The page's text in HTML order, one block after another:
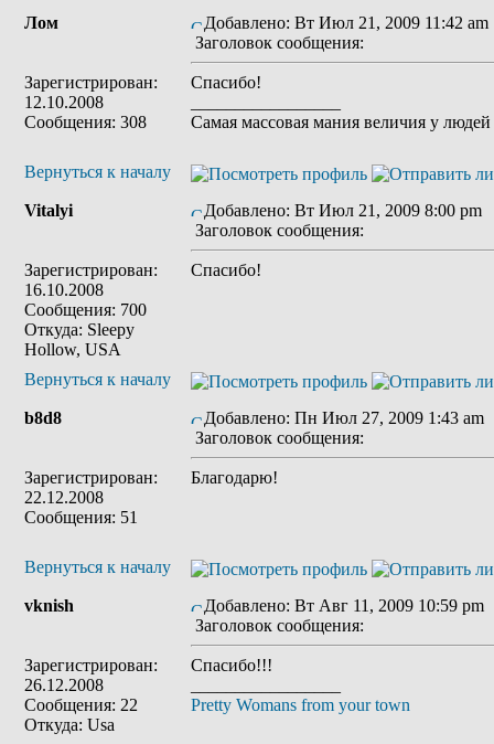
Лом
Зарегистрирован:
12.10.2008
Сообщения: 308
Добавлено: Вт Июл 21, 2009 11:42 am
Заголовок сообщения:
Спасибо!
Cамая массовая мания величия у людей
Вернуться к началу
Vitalyi
Зарегистрирован:
16.10.2008
Сообщения: 700
Откуда: Sleepy
Hollow, USA
Добавлено: Вт Июл 21, 2009 8:00 pm
Заголовок сообщения:
Спасибо!
Вернуться к началу
b8d8
Зарегистрирован:
22.12.2008
Сообщения: 51
Добавлено: Пн Июл 27, 2009 1:43 am
Заголовок сообщения:
Благодарю!
Вернуться к началу
vknish
Зарегистрирован:
26.12.2008
Сообщения: 22
Откуда: Usa
Добавлено: Вт Авг 11, 2009 10:59 pm
Заголовок сообщения:
Спасибо!!!
Pretty Womans from your town